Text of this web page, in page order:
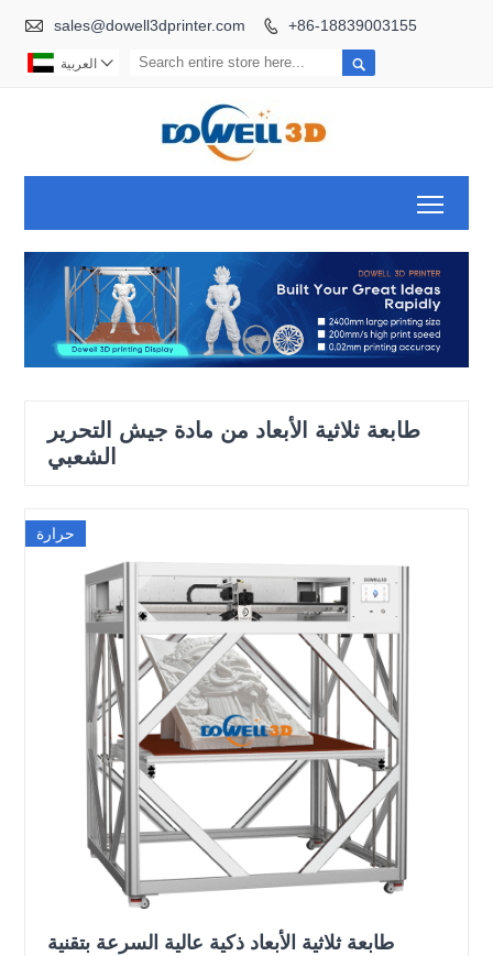
 sales@dowell3dprinter.com  +86-18839003155
 العربية 
طابعة ثلاثية الأبعاد من مادة جيش التحرير
الشعبي
حرارة
طابعة ثلاثية الأبعاد ذكية عالية السرعة بتقنية